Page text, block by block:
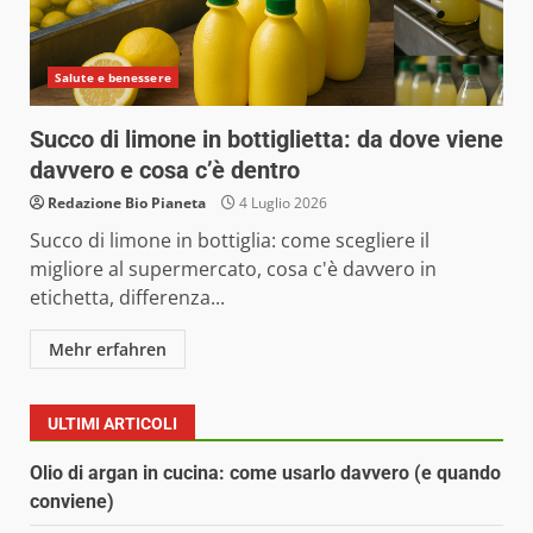
Salute e benessere
Succo di limone in bottiglietta: da dove viene
davvero e cosa c’è dentro
Redazione Bio Pianeta 4 Luglio 2026
Succo di limone in bottiglia: come scegliere il
migliore al supermercato, cosa c'è davvero in
etichetta, differenza...
Mehr erfahren
ULTIMI ARTICOLI
Olio di argan in cucina: come usarlo davvero (e quando
conviene)